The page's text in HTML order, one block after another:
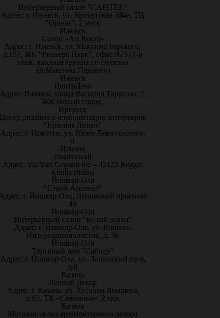
Интерьерный салон "CAPITEL"
Адрес: г. Ижевск, ул. Удмуртская 304е, ТЦ
"Орион", 2 этаж
Ижевск
Салон «Art Room»
Адрес: г. Ижевск, ул. Максима Горького,
д.157, ЖК "Ривьера Парк", офис № 5 (1-й
этаж, входная группа со стороны
ул.Максима Горького)
Ижевск
ЦентрДеко
Ижевск, улица Василия Тарасова, 7,
ЖК Новый город.
Иркутск
дизайна и комплектации интерьеров
"Красная Линия"
Адрес: г. Иркутск, ул. Юрия Левитанского,
4
Италия
creativewall
Адрес: Via Yuri Gagarin 6/a – 42123 Reggio
Emilia (Italia)
Йошкар-Ола
"Строй Арсенал"
г. Йошкар-Ола, Ленинский проспект
49
Йошкар-Ола
Интерьерный салон "Белый эскиз"
Адрес: г. Йошкар-Ола, ул. Воинов-
Интернационалистов, д. 36
Йошкар-Ола
Торговый дом "Сайвер"
Адрес: г. Йошкар-Ола, ул. Ленинский пр-т,
д.8
Казань
Лепной Декор
Адрес: г. Казань, ул. Хусаина Ямашева,
д.93, ТК «Савиново», 2 таж
Казань
Магазин-склад архитектурного декора